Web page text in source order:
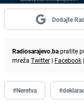
Dodajte
Radiosarajevo.bapratite
mreža Twitter | Facebook |
#Neretva